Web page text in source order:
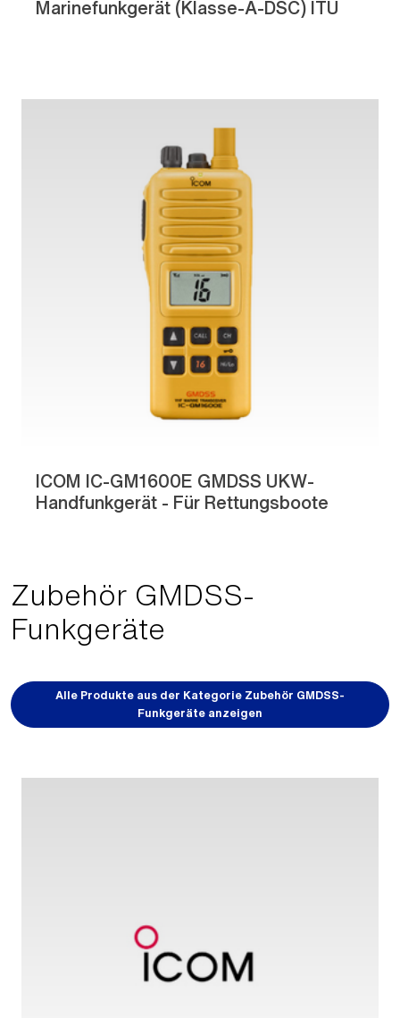
Marinefunkgerät (Klasse-A-DSC) ITU
ICOM IC-GM1600E GMDSS UKW-
Handfunkgerät - Für Rettungsboote
Zubehör GMDSS-
Funkgeräte
Alle Produkte aus der Kategorie Zubehör GMDSS-
Funkgeräte anzeigen